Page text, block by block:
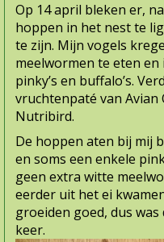
Op 14 april bleken er,
hoppen in het nest te
te zijn. Mijn vogels
meelwormen te eten
pinky’s en buffalo’s.
vruchtenpaté van
Nutribird.
De hoppen aten bij mij
en soms een enkele
geen extra witte
eerder uit het ei
groeiden goed, dus
keer.